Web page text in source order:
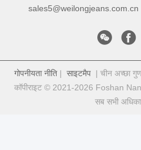
sales5@weilongjeans.com.cn
गोपनीयता नीति | साइटमैप | चीन अच्छा
कॉपीराइट © 2021-2026 Foshan
सब सभी